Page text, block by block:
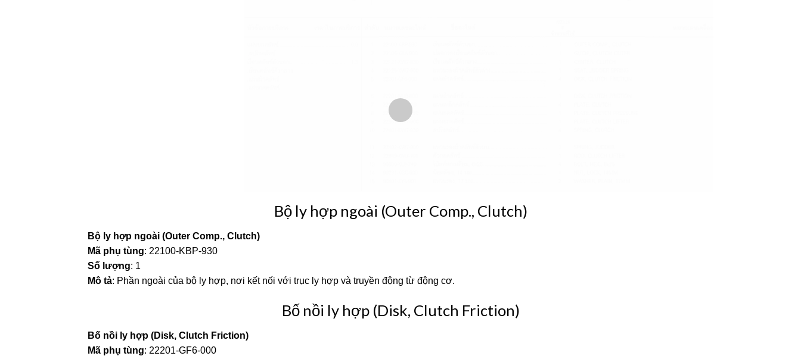
Bộ ly hợp ngoài (Outer Comp., Clutch)
Bộ ly hợp ngoài (Outer Comp., Clutch)
Mã phụ tùng: 22100-KBP-930
Số lượng: 1
Mô tả: Phần ngoài của bộ ly hợp, nơi kết nối với trục ly hợp và truyền động từ động cơ.
Bố nồi ly hợp (Disk, Clutch Friction)
Bố nồi ly hợp (Disk, Clutch Friction)
Mã phụ tùng: 22201-GF6-000